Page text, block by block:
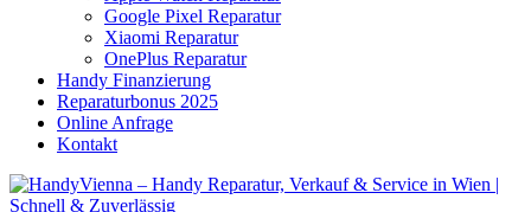
Google Pixel Reparatur
Xiaomi Reparatur
OnePlus Reparatur
Handy Finanzierung
Reparaturbonus 2025
Online Anfrage
Kontakt